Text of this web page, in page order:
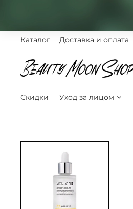
Каталог Доставка и оплата
Скидки Уход за лицом